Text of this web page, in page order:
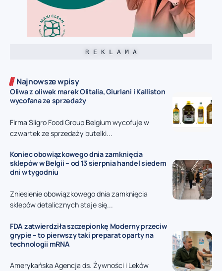
R E K L A M A
Najnowsze wpisy
Oliwa z oliwek marek Olitalia, Giurlani i Kalliston
wycofana ze sprzedaży
Firma Sligro Food Group Belgium wycofuje w
czwartek ze sprzedaży butelki...
Koniec obowiązkowego dnia zamknięcia
sklepów w Belgii – od 13 sierpnia handel siedem
dni w tygodniu
Zniesienie obowiązkowego dnia zamknięcia
sklepów detalicznych staje się...
FDA zatwierdziła szczepionkę Moderny przeciw
grypie – to pierwszy taki preparat oparty na
technologii mRNA
Amerykańska Agencja ds. Żywności i Leków